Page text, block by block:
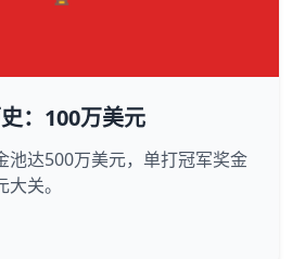
：100万美元
池达500万美元，单打冠军奖金
关。